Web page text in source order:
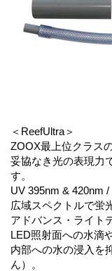
＜ReefUltra＞
ZOOX最上位クラス
妥協なき光の表現力
す。
UV 395nm & 420nm
広域スペクトルで蛍
アドバンス・ライト
LED照射面への水滴
内部への水の浸入を
ん）。